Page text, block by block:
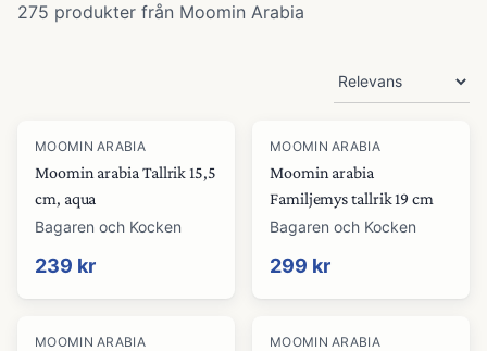
275 produkter från Moomin Arabia
MOOMIN ARABIA
Moomin arabia Tallrik 15,5
cm, aqua
Bagaren och Kocken
239 kr
MOOMIN ARABIA
Moomin arabia
Familjemys tallrik 19 cm
Bagaren och Kocken
299 kr
MOOMIN ARABIA MOOMIN ARABIA